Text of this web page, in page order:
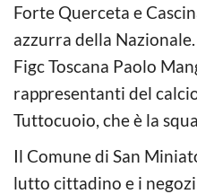
Forte Querceta e
azzurra della
Figc Toscana Paolo
rappresentanti del
Tuttocuoio, che è la
Il Comune di San
lutto cittadino e i